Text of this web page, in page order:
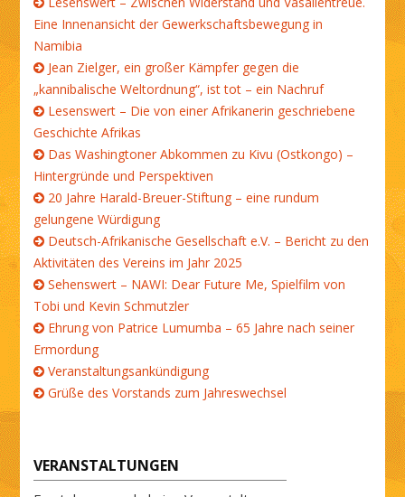
Eine Innenansicht der Gewerkschaftsbewegung in
Namibia
Jean Zielger, ein großer Kämpfer gegen die
„kannibalische Weltordnung“, ist tot – ein Nachruf
Lesenswert – Die von einer Afrikanerin geschriebene
Geschichte Afrikas
Das Washingtoner Abkommen zu Kivu (Ostkongo) –
Hintergründe und Perspektiven
20 Jahre Harald-Breuer-Stiftung – eine rundum
gelungene Würdigung
Deutsch-Afrikanische Gesellschaft e.V. – Bericht zu den
Aktivitäten des Vereins im Jahr 2025
Sehenswert – NAWI: Dear Future Me, Spielfilm von
Tobi und Kevin Schmutzler
Ehrung von Patrice Lumumba – 65 Jahre nach seiner
Ermordung
Veranstaltungsankündigung
Grüße des Vorstands zum Jahreswechsel
VERANSTALTUNGEN